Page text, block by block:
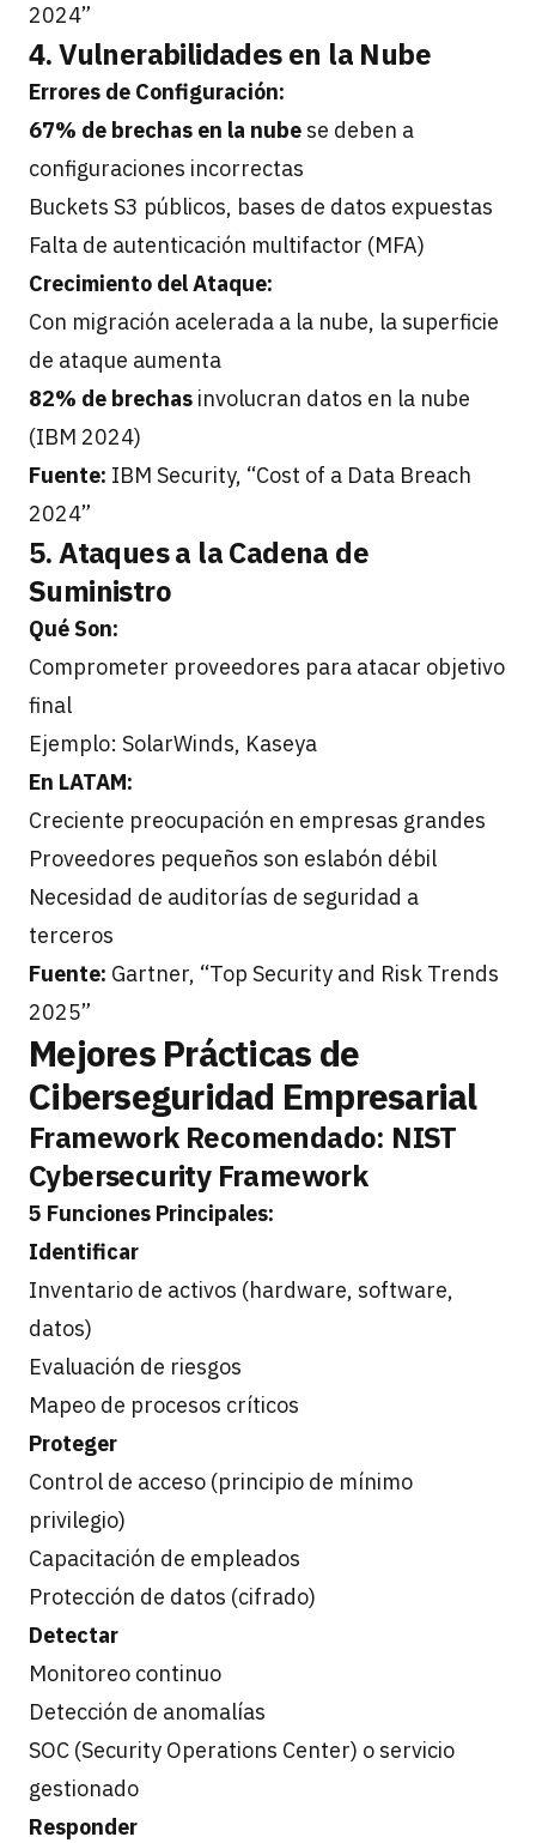
2024”
4. Vulnerabilidades en la Nube
Errores de Configuración:
67% de brechas en la nubese deben a
configuraciones incorrectas
Buckets S3 públicos, bases de datos expuestas
Falta de autenticación multifactor (MFA)
Crecimiento del Ataque:
Con migración acelerada a la nube, la superficie
de ataque aumenta
82% de brechas involucran datos en la nube
(IBM 2024)
Fuente: IBM Security, “Cost of a Data Breach
2024”
5. Ataques a la Cadena de
Suministro
Qué Son:
Comprometer proveedores para atacar objetivo
final
Ejemplo: SolarWinds, Kaseya
En LATAM:
Creciente preocupación en empresas grandes
Proveedores pequeños son eslabón débil
Necesidad de auditorías de seguridad a
terceros
Fuente: Gartner, “Top Security and Risk Trends
2025”
Mejores Prácticas de
Ciberseguridad Empresarial
Framework Recomendado: NIST
Cybersecurity Framework
5 Funciones Principales:
Identificar
Inventario de activos (hardware, software,
datos)
Evaluación de riesgos
Mapeo de procesos críticos
Proteger
Control de acceso (principio de mínimo
privilegio)
Capacitación de empleados
Protección de datos (cifrado)
Detectar
Monitoreo continuo
Detección de anomalías
SOC (Security Operations Center) o servicio
gestionado
Responder